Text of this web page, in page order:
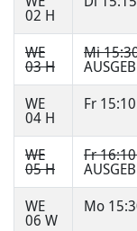
02 H
WE
03 H
Mi
WE
04 H
Fr
WE
05 H
Fr
WE
06 W
Mo